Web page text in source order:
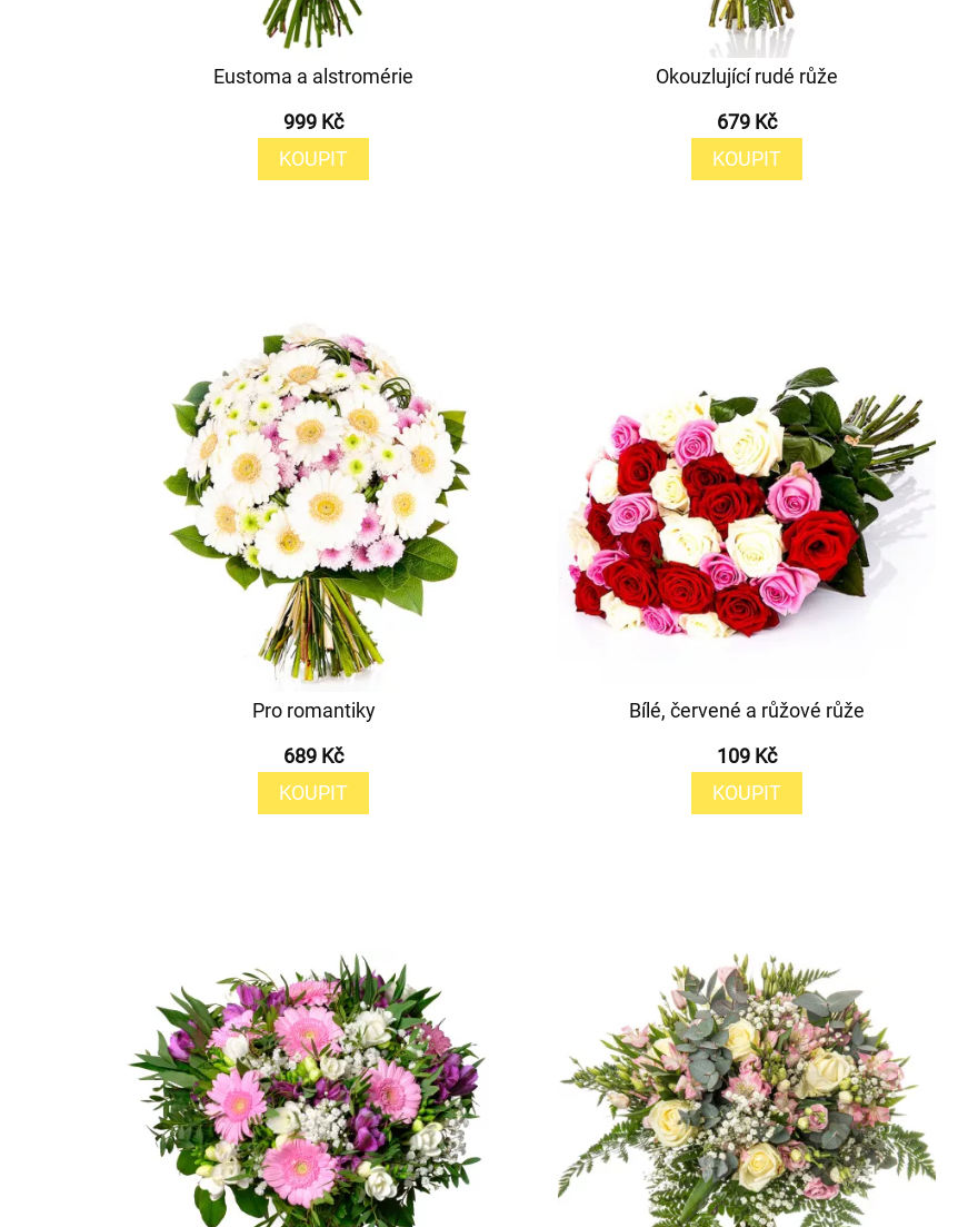
Eustoma a alstromérie
999 Kč
KOUPIT
Okouzlující rudé růže
679 Kč
KOUPIT
Pro romantiky
689 Kč
KOUPIT
Bílé, červené a růžové růže
109 Kč
KOUPIT